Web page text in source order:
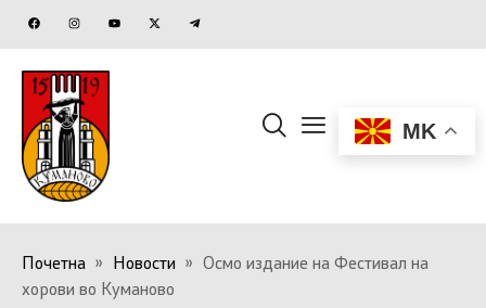
MK
Почетна » Новости »
Осмо издание на Фестивал на
хорови во Куманово